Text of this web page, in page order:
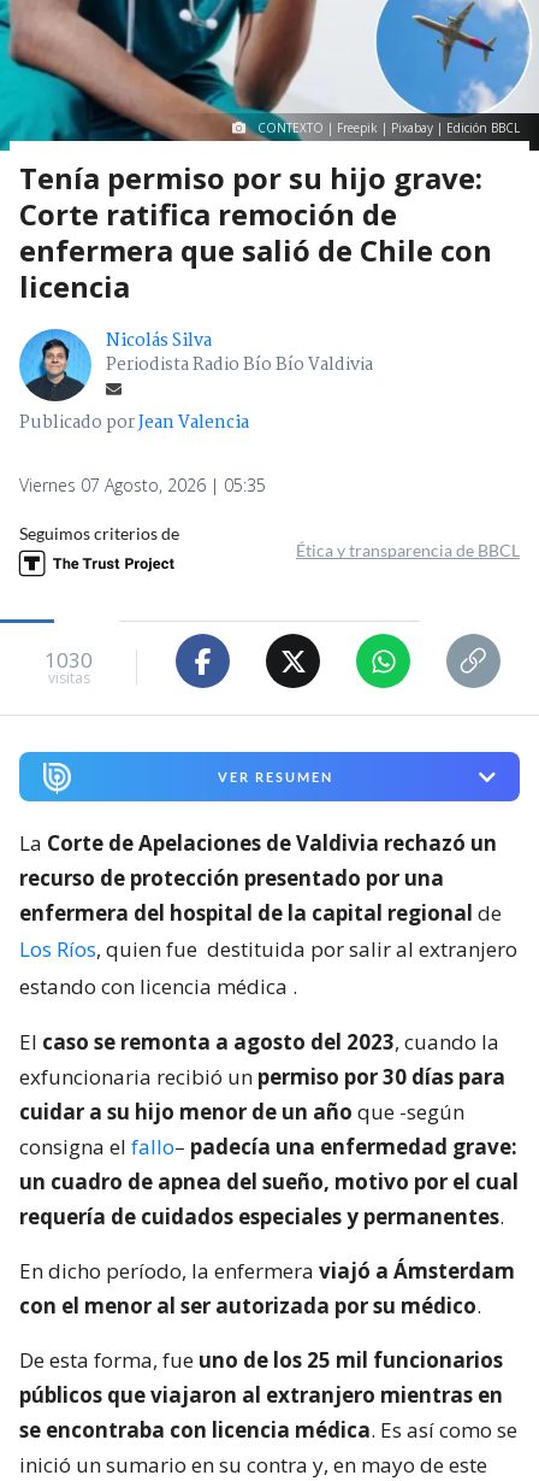
CONTEXTO | Freepik | Pixabay | Edición BBCL
Tenía permiso por su hijo grave:
Corte ratifica remoción de
enfermera que salió de Chile con
licencia
Nicolás Silva
Periodista Radio Bío Bío Valdivia
Publicado porJean Valencia
Viernes 07 Agosto, 2026 | 05:35
Seguimos criterios de
Ética y transparencia de BBCL
1030
visitas
VER RESUMEN
La Corte de Apelaciones de Valdivia rechazó un
recurso de protección presentado por una
enfermera del hospital de la capital regional de
Los Ríos, quien fue destituida por salir al extranjero
estando con licencia médica .
El caso se remonta a agosto del 2023, cuando la
exfuncionaria recibió un permiso por 30 días para
cuidar a su hijo menor de un año que -según
consigna el fallo– padecía una enfermedad grave:
un cuadro de apnea del sueño, motivo por el cual
requería de cuidados especiales y permanentes.
En dicho período, la enfermera viajó a Ámsterdam
con el menor al ser autorizada por su médico.
De esta forma, fue uno de los 25 mil funcionarios
públicos que viajaron al extranjero mientras en
se encontraba con licencia médica. Es así como se
inició un sumario en su contra y, en mayo de este